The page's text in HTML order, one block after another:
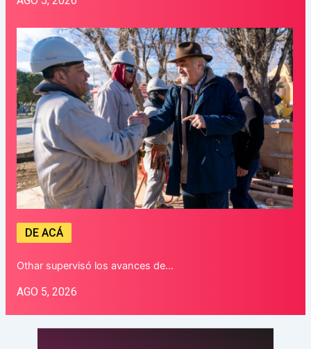
DE ACÁ
Othar supervisó los avances de…
AGO 5, 2026